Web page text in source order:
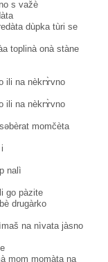
s važè
dùpka tùri se
toplinà onà stàne
ili na nèkrɤ̀vno
ili na nèkrɤ̀vno
momčèta
nalì
go pàzite
drugàrko
na nìvata jàsno
mom momàta na